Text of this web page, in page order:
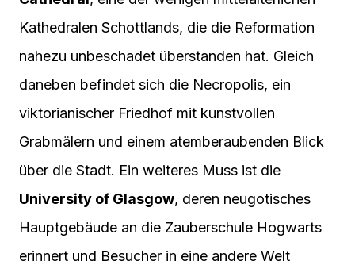
Kathedralen Schottlands, die die Reformation
nahezu unbeschadet überstanden hat. Gleich
daneben befindet sich die Necropolis, ein
viktorianischer Friedhof mit kunstvollen
Grabmälern und einem atemberaubenden Blick
über die Stadt. Ein weiteres Muss ist die
University of Glasgow, deren neugotisches
Hauptgebäude an die Zauberschule Hogwarts
erinnert und Besucher in eine andere Welt